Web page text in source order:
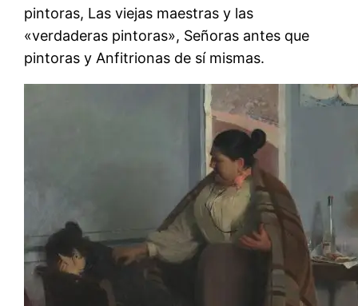
pintoras, Las viejas maestras y las
«verdaderas pintoras», Señoras antes que
pintoras y Anfitrionas de sí mismas.